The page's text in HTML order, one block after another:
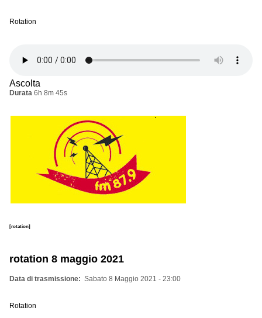
Rotation
Ascolta
Durata 6h 8m 45s
[rotation]
rotation 8 maggio 2021
Data di trasmissione Sabato 8 Maggio 2021 - 23:00
Rotation